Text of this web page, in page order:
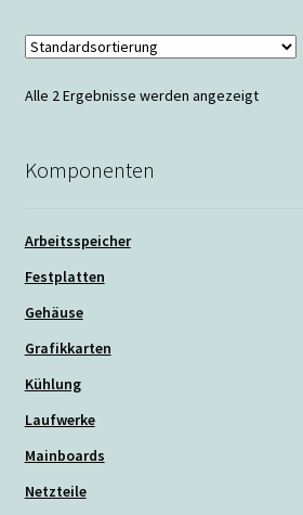
auf.
Optionen
Alle 2 Ergebnisse werden angezeigt
Komponenten
Arbeitsspeicher
Festplatten
Gehäuse
Grafikkarten
Kühlung
Laufwerke
Mainboards
Netzteile